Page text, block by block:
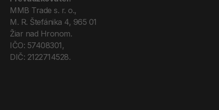
MMB Trade s. r. o.,
M. R. Štefánika 4, 965 01
Žiar nad Hronom.
IČO: 57408301,
DIČ: 2122714528.